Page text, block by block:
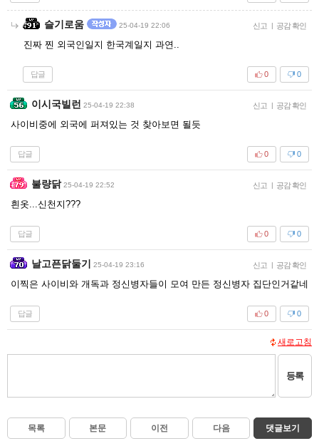
슬기로움 25-04-19 22:06 신고 | 공감 확인
진짜 찐 외국인일지 한국계일지 과연..
답글 0
0
이시국빌런 25-04-19 22:38 신고 | 공감 확인
사이비중에 외국에 퍼져있는 것 찾아보면 될듯
답글 0
0
불량닭 25-04-19 22:52 신고 | 공감 확인
흰옷...신천지???
답글 0
0
날고픈닭둘기 25-04-19 23:16 신고 | 공감 확인
이찍은 사이비와 개독과 정신병자들이 모여 만든 정신병자 집단인거같네
답글 0
0
새로고침
등록
목록 본문 이전 다음 댓글보기